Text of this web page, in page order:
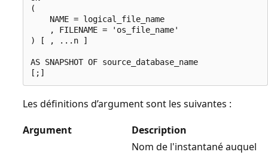
(
    NAME = logical_file_name
    , FILENAME = 'os_file_name'
) [ , ...n ]
AS SNAPSHOT OF source_database_name
Les définitions d’argument sont les suivantes :
Argument
Description
Nom de l'instantané auquel